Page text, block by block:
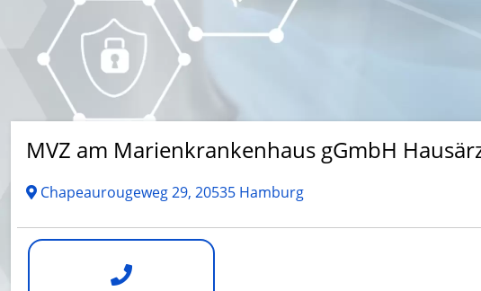
MVZ am Marienkrankenhaus gGmbH
Chapeaurougeweg 29, 20535 Hamburg